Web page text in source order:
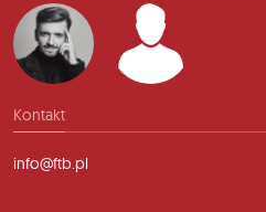
Kontakt
info@ftb.pl